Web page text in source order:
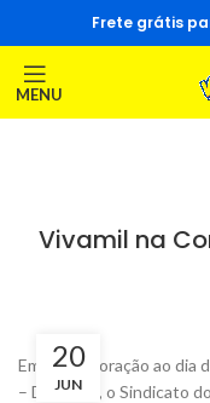
Frete grátis
MENU
Vivamil na
20
JUN
Em comemoração ao
– Domingo, o Sindicato